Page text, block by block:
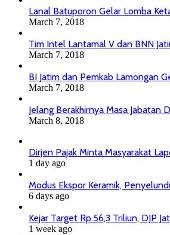
Lanal Batuporon Gelar Lomba
March 7, 2018
Tim Intel Lantamal V dan BNN
March 7, 2018
BI Jatim dan Pemkab Lamongan
March 7, 2018
Jelang Berakhirnya Masa Jabatan
March 8, 2018
Dirjen Pajak Minta Masyarakat
1 day ago
Modus Ekspor Keramik,
6 days ago
Kejar Target Rp.56,3 Triliun, DJP
1 week ago